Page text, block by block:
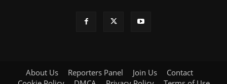
About Us Reporters Panel Join Us
Contact